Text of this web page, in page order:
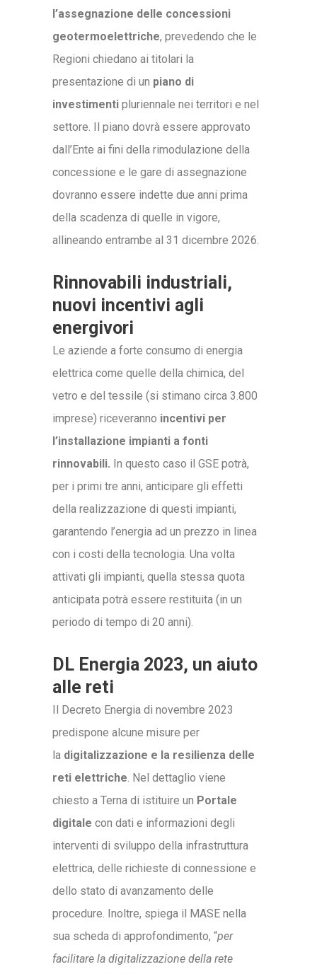
l’assegnazione delle concessioni
geotermoelettriche, prevedendo che le
Regioni chiedano ai titolari la
presentazione di un piano di
investimenti pluriennale nei territori e nel
settore. Il piano dovrà essere approvato
dall’Ente ai fini della rimodulazione della
concessione e le gare di assegnazione
dovranno essere indette due anni prima
della scadenza di quelle in vigore,
allineando entrambe al 31 dicembre 2026.
Rinnovabili industriali,
nuovi incentivi agli
energivori
Le aziende a forte consumo di energia
elettrica come quelle della chimica, del
vetro e del tessile (si stimano circa 3.800
imprese) riceveranno incentivi per
l’installazione impianti a fonti
rinnovabili. In questo caso il GSE potrà,
per i primi tre anni, anticipare gli effetti
della realizzazione di questi impianti,
garantendo l’energia ad un prezzo in linea
con i costi della tecnologia. Una volta
attivati gli impianti, quella stessa quota
anticipata potrà essere restituita (in un
periodo di tempo di 20 anni).
DL Energia 2023, un aiuto
alle reti
Il Decreto Energia di novembre 2023
predispone alcune misure per
la digitalizzazione e la resilienza delle
reti elettriche. Nel dettaglio viene
chiesto a Terna di istituire un Portale
digitale con dati e informazioni degli
interventi di sviluppo della infrastruttura
elettrica, delle richieste di connessione e
dello stato di avanzamento delle
procedure. Inoltre, spiega il MASE nella
sua scheda di approfondimento, “per
facilitare la digitalizzazione della rete